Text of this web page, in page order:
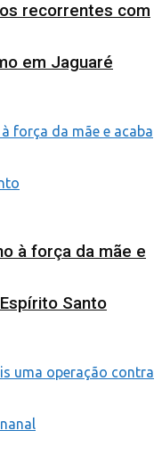
recorrentes com
em Jaguaré
à força da mãe e
Santo